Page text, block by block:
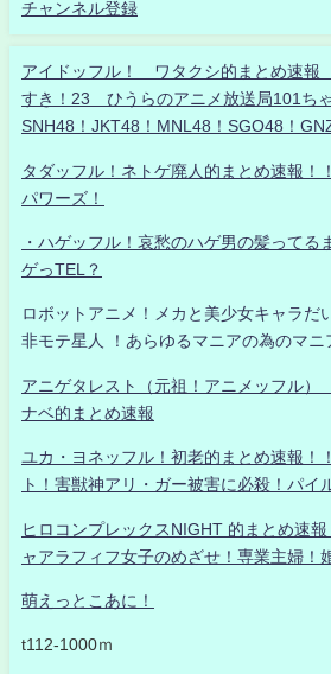
チャンネル登録
アイドッフル！ ワタクシ的まとめ速報
すき！23 ひうらのアニメ放送局101ち
SNH48！JKT48！MNL48！SGO48！
タダッフル！ネトゲ廃人的まとめ速報！
パワーズ！
・ハゲッフル！哀愁のハゲ男の髪ってる
ゲっTEL？
ロボットアニメ！メカと美少女キャラだ
非モテ星人 ！あらゆるマニアの為のマニ
アニゲタレスト（元祖！アニメッフル
ナベ的まとめ速報
ユカ・ヨネッフル！初老的まとめ速報！
ト！害獣神アリ・ガー被害に必殺！パイ
ヒロコンプレックスNIGHT 的まとめ速
ャアラフィフ女子のめざせ！専業主婦！
萌えっとこあに！
t112-1000ｍ